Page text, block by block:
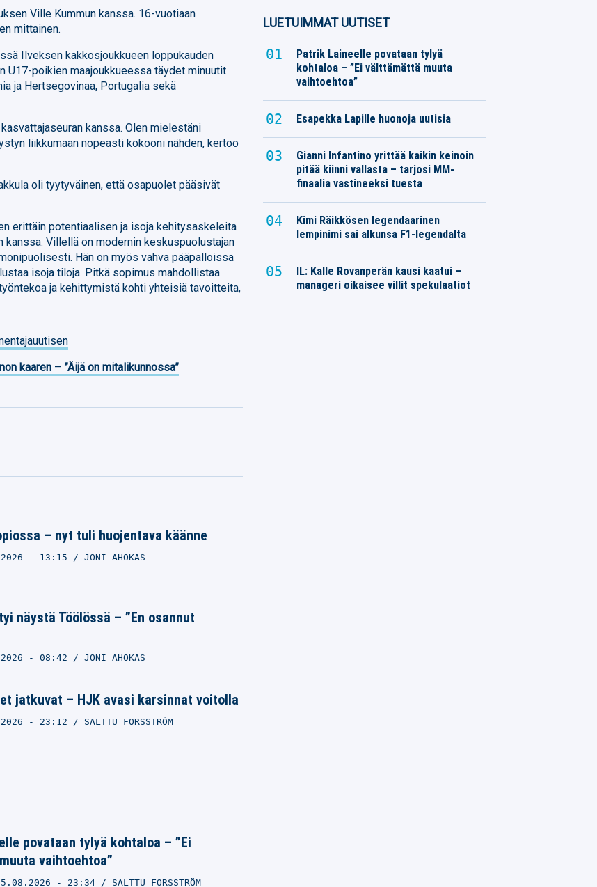
Ville Kummun kanssa. 16-vuotiaan
mittainen.
Ilveksen kakkosjoukkueen loppukauden
U17-poikien maajoukkueessa täydet minuutit
ja Hertsegovinaa, Portugalia sekä
kanssa. Olen mielestäni
liikkumaan nopeasti kokooni nähden, kertoo
oli tyytyväinen, että osapuolet pääsivät
erittäin potentiaalisen ja isoja kehitysaskeleita
Villellä on modernin keskuspuolustajan
Hän on myös vahva pääpalloissa
isoja tiloja. Pitkä sopimus mahdollistaa
ja kehittymistä kohti yhteisiä tavoitteita,
kaaren – ”Äijä on mitalikunnossa”
– nyt tuli huojentava käänne
- 13:15 JONI AHOKAS
näystä Töölössä – ”En osannut
- 08:42 JONI AHOKAS
jatkuvat – HJK avasi karsinnat voitolla
- 23:12 SALTTU FORSSTRÖM
povataan tylyä kohtaloa – ”Ei
vaihtoehtoa”
- 23:34 SALTTU FORSSTRÖM
LUETUIMMAT UUTISET
Patrik Laineelle povataan tylyä
kohtaloa – ”Ei välttämättä muuta
vaihtoehtoa”
Esapekka Lapille huonoja uutisia
Gianni Infantino yrittää kaikin keinoin
pitää kiinni vallasta – tarjosi MM-
finaalia vastineeksi tuesta
Kimi Räikkösen legendaarinen
lempinimi sai alkunsa F1-legendalta
IL: Kalle Rovanperän kausi kaatui –
manageri oikaisee villit spekulaatiot